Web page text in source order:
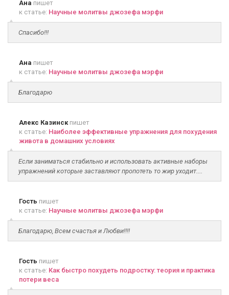
Ана пишет
к статье: Научные молитвы джозефа мэрфи
Спасибо!!!
Ана пишет
к статье: Научные молитвы джозефа мэрфи
Благодарю
Алекс Казинскпишет
к статье: Наиболее эффективные упражнения для похудения
живота в домашних условиях
Если заниматься стабильно и использовать активные наборы
упражнений которые заставляют пропотеть то жир уходит....
Гость пишет
к статье: Научные молитвы джозефа мэрфи
Благодарю, Всем счастья и Любви!!!!
Гость пишет
к статье: Как быстро похудеть подростку: теория и практика
потери веса